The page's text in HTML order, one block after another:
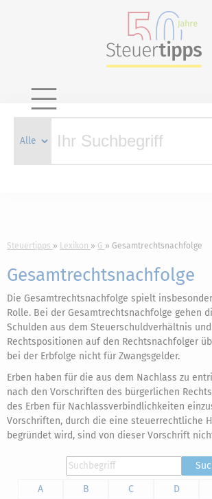
Steuertipps Lexikon G Gesamtrechtsnachfolge
Gesamtrechtsnachfolge
Die Gesamtrechtsnachfolge spielt
Rolle. Bei der Gesamtrechtsnachfolge gehen
Schulden aus dem Steuerschuldverhältnis
Rechtspositionen auf den Rechtsnachfolger
bei der Erbfolge nicht für Zwangsgelder.
Erben haben für die aus dem Nachlass zu
nach den Vorschriften des bürgerlichen
des Erben für Nachlassverbindlichkeiten
Vorschriften, durch die eine steuerrechtliche
begründet wird, sind von dieser Vorschrift
A
B C D